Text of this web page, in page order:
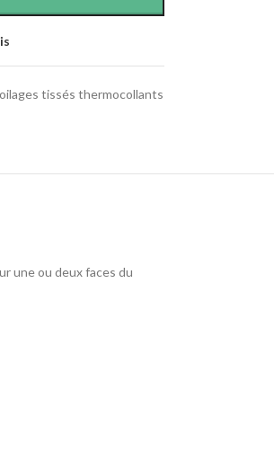
tissés thermocollants
une ou deux faces du